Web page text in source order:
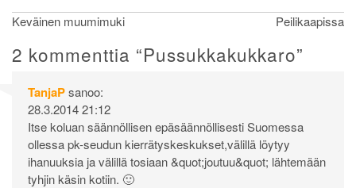
Artikkelien
selaus
Keväinen muumimuki Peilikaapissa
2 kommenttia “Pussukkakukkaro”
TanjaPsanoo:
28.3.2014 21:12
Itse koluan säännöllisen epäsäännöllisesti Suomessa
ollessa pk-seudun kierrätyskeskukset,välillä löytyy
ihanuuksia ja välillä tosiaan &quot;joutuu&quot; lähtemään
tyhjin käsin kotiin. 🙂